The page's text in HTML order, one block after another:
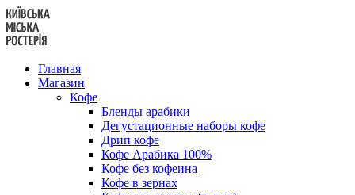
Перейти
к
содержанию
Главная
Магазин
Кофе
Бленды арабики
Дегустационные наборы кофе
Дрип кофе
Кофе Арабика 100%
Кофе без кофеина
Кофе в зернах